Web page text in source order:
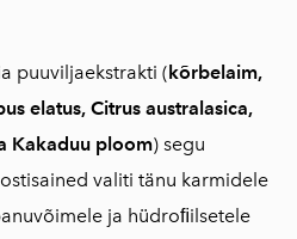
puuviljaekstrakti (kõrbelaim,
elatus, Citrus australasica,
Kakaduu ploom) segu
valiti tänu karmidele
ja hüdroﬁilsetele